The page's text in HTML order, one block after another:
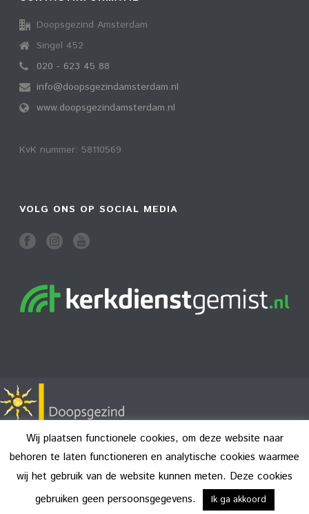
Doopsgezind Amsterdam
Singel 452
020 - 623 45 88
info@doopsgezindamsterdam.nl
www.doopsgezindamsterdam.nl
KvK nummer: 58110569
VOLG ONS OP SOCIAL MEDIA
Copyright All Rights Reserved © 2026
Disclaimer
Wij plaatsen functionele cookies, om deze website naar
behoren te laten functioneren en analytische cookies waarmee
wij het gebruik van de website kunnen meten. Deze cookies
gebruiken geen persoonsgegevens.
Ik ga akkoord